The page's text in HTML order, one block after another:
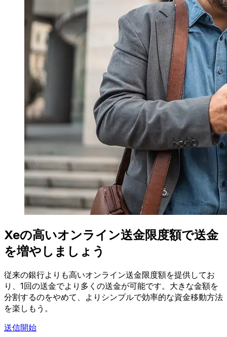
Xeの高いオンライン送金限度額で送金
を増やしましょう
従来の銀行よりも高いオンライン送金限度額を提供してお
り、1回の送金でより多くの送金が可能です。大きな金額を
分割するのをやめて、よりシンプルで効率的な資金移動方法
を楽しもう。
送信開始